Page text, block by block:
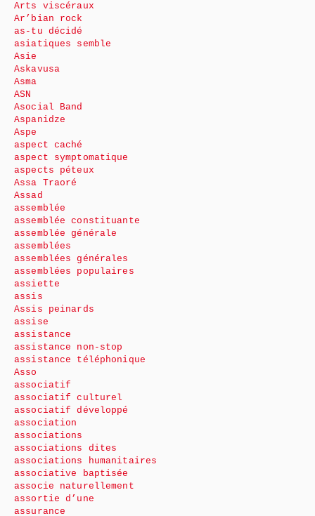
Arts viscéraux
Ar’bian rock
as-tu décidé
asiatiques semble
Asie
Askavusa
Asma
ASN
Asocial Band
Aspanidze
Aspe
aspect caché
aspect symptomatique
aspects péteux
Assa Traoré
Assad
assemblée
assemblée constituante
assemblée générale
assemblées
assemblées générales
assemblées populaires
assiette
assis
Assis peinards
assise
assistance
assistance non-stop
assistance téléphonique
Asso
associatif
associatif culturel
associatif développé
association
associations
associations dites
associations humanitaires
associative baptisée
associe naturellement
assortie d’une
assurance